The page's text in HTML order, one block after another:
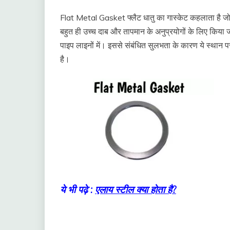
Flat Metal Gasket फ्लैट धातु का गास्केट कहलाता है
बहुत ही उच्च दाब और तापमान के अनुप्रयोगों के लिए
पाइप लाइनों में। इससे संबंधित सुलभता के कारण ये स्थान
है।
ये भी पढ़े : एलाय स्टील क्या होता है?